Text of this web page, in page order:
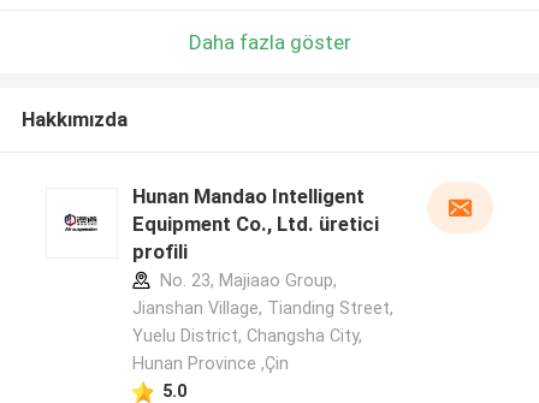
Daha fazla göster
Hakkımızda
Hunan Mandao Intelligent
Equipment Co., Ltd. üretici
profili
No. 23, Majiaao Group,
Jianshan Village, Tianding Street,
Yuelu District, Changsha City,
Hunan Province ,Çin
5.0